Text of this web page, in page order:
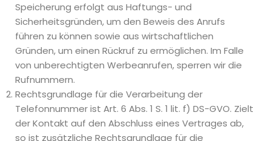
Speicherung erfolgt aus Haftungs- und
Sicherheitsgründen, um den Beweis des Anrufs
führen zu können sowie aus wirtschaftlichen
Gründen, um einen Rückruf zu ermöglichen. Im Falle
von unberechtigten Werbeanrufen, sperren wir die
Rufnummern.
Rechtsgrundlage für die Verarbeitung der
Telefonnummer ist Art. 6 Abs. 1 S. 1 lit. f) DS-GVO. Zielt
der Kontakt auf den Abschluss eines Vertrages ab,
so ist zusätzliche Rechtsgrundlage für die